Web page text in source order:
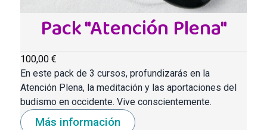
Pack "Atención Plena"
100,00 €
En este pack de 3 cursos, profundizarás en la
Atención Plena, la meditación y las aportaciones del
budismo en occidente. Vive conscientemente.
Más información